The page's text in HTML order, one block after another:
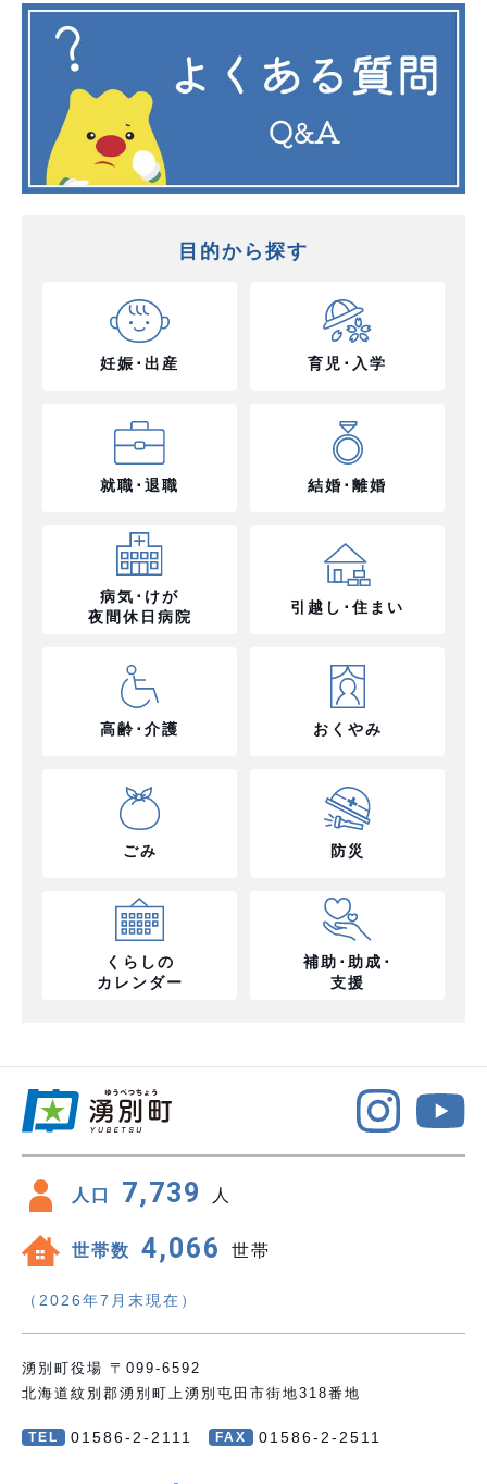
目的から探す
妊娠･出産 育児･入学
就職･退職 結婚･離婚
病気･けが
夜間休日病院
引越し･住まい
高齢･介護 おくやみ
ごみ 防災
くらしの
カレンダー
補助･助成･
支援
人口 7,739 人
世帯数 4,066 世帯
（2026年7月末現在）
湧別町役場 〒099-6592
北海道紋別郡湧別町上湧別屯田市街地318番地
TEL 01586-2-2111 FAX 01586-2-2511